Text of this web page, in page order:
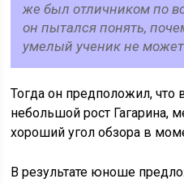
же был отличником по
он пытался понять,
умелый ученик не
Тогда он предположил,
небольшой рост
хороший угол обзора в
В результате юноше